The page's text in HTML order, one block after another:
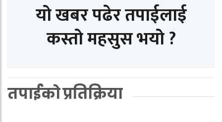
यो खबर पढेर तपाईलाई
कस्तो महसुस भयो ?
तपाईको प्रतिक्रिया